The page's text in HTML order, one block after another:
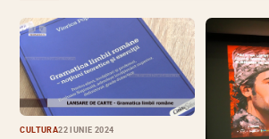
CULTURĂ22 IUNIE 2024